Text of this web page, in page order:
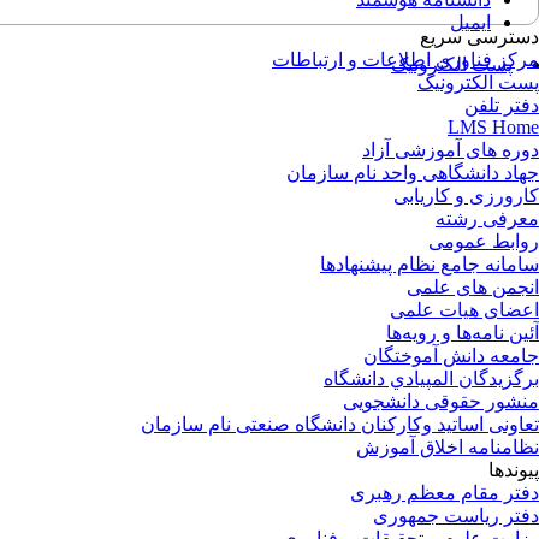
ایمیل
پست الکترونیک
دسترسی سریع
مرکز فناوری اطلاعات و ارتباطات
پست الکترونیک
دفتر تلفن
LMS Home
دوره های آموزشی آزاد
جهاد دانشگاهی واحد نام سازمان
کارورزی و کاریابی
معرفی رشته
روابط عمومی
سامانه جامع نظام پیشنهادها
انجمن های علمی
اعضای هیات علمی
آئین نامه‌ها و رویه‌ها
جامعه دانش آموختگان
برگزيدگان المپيادي دانشگاه
منشور حقوقی دانشجویی
تعاونی اساتید وکارکنان دانشگاه صنعتی نام سازمان
نظامنامه اخلاق آموزش
پیوندها
دفتر مقام معظم رهبری
دفتر ریاست جمهوری